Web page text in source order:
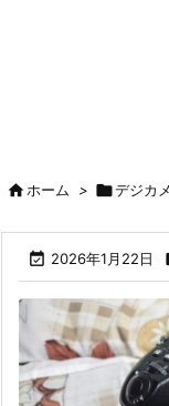
ホーム > デジカメ
 2026年1月22日